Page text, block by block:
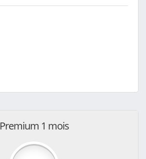
Premium 1 mois